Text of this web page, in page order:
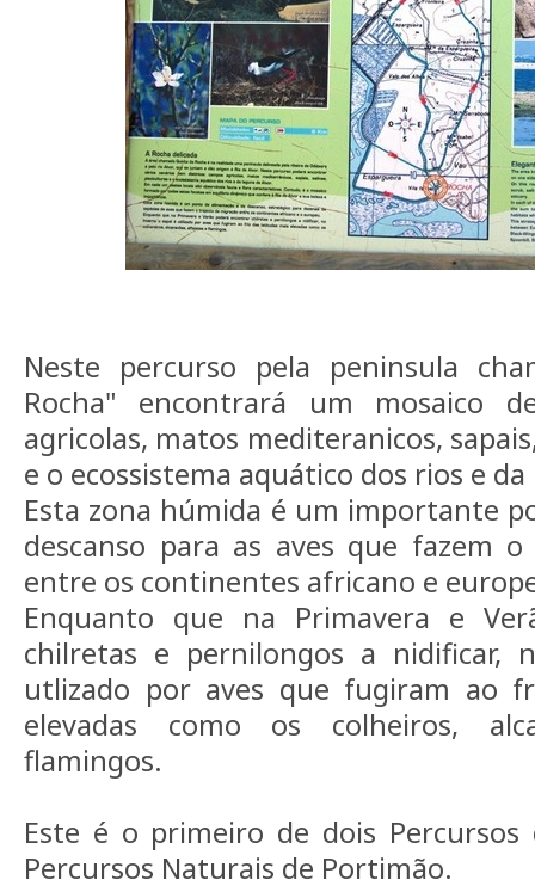
Neste percurso pela peninsula
Rocha" encontrará um mosaico
agricolas, matos mediteranicos,
e o ecossistema aquático dos rios e
Esta zona húmida é um importante
descanso para as aves que fazem
entre os continentes africano e
Enquanto que na Primavera e
chilretas e pernilongos a nidificar,
utlizado por aves que fugiram ao
elevadas como os colheiros,
flamingos.
Este é o primeiro de dois Percursos
Percursos Naturais de Portimão.